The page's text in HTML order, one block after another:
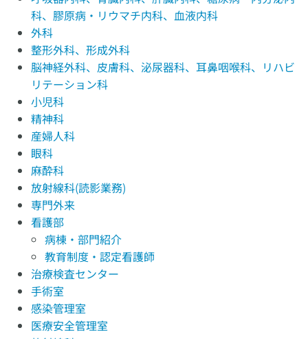
科、膠原病・リウマチ内科、血液内科
外科
整形外科、形成外科
脳神経外科、皮膚科、泌尿器科、耳鼻咽喉科、リハビ
リテーション科
小児科
精神科
産婦人科
眼科
麻酔科
放射線科(読影業務)
専門外来
看護部
病棟・部門紹介
教育制度・認定看護師
治療検査センター
手術室
感染管理室
医療安全管理室